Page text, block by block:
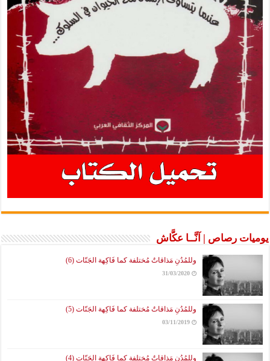
رصاص | آنَّــا عكَّاش
وللمُدُنِ مَذاقاتٌ مُختلفة كما فَاكِهة الجَنّات (6)
31/03/2020
وللمُدُنِ مَذاقاتٌ مُختلفة كما فَاكِهة الجَنّات (5)
03/11/2019
وللمُدُنِ مَذاقاتٌ مُختلفة كما فَاكِهة الجَنّات (4)